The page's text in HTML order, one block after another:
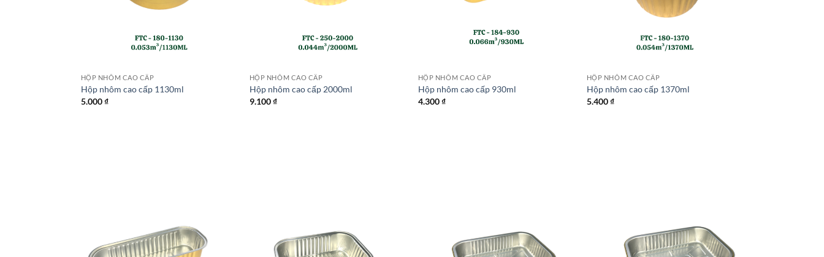
HỘP NHÔM CAO CẤP
Hộp nhôm cao cấp 1130ml
5.000₫
HỘP NHÔM CAO CẤP
Hộp nhôm cao cấp 2000ml
9.100₫
HỘP NHÔM CAO CẤP
Hộp nhôm cao cấp 930ml
4.300₫
HỘP NHÔM CAO CẤP
Hộp nhôm cao cấp 1370ml
5.400₫